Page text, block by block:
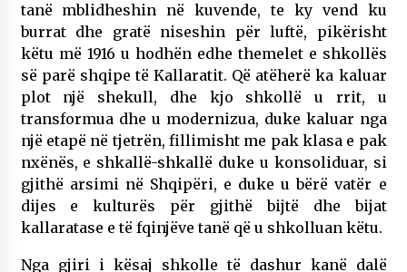
tanë mblidheshin në kuvende, te ky vend ku
burrat dhe gratë niseshin për luftë, pikërisht
këtu më 1916 u hodhën edhe themelet e shkollës
së parë shqipe të Kallaratit. Që atëherë ka kaluar
plot një shekull, dhe kjo shkollë u rrit, u
transformua dhe u modernizua, duke kaluar nga
një etapë në tjetrën, fillimisht me pak klasa e pak
nxënës, e shkallë-shkallë duke u konsoliduar, si
gjithë arsimi në Shqipëri, e duke u bërë vatër e
dijes e kulturës për gjithë bijtë dhe bijat
kallaratase e të fqinjëve tanë që u shkolluan këtu.
Nga gjiri i kësaj shkolle të dashur kanë dalë